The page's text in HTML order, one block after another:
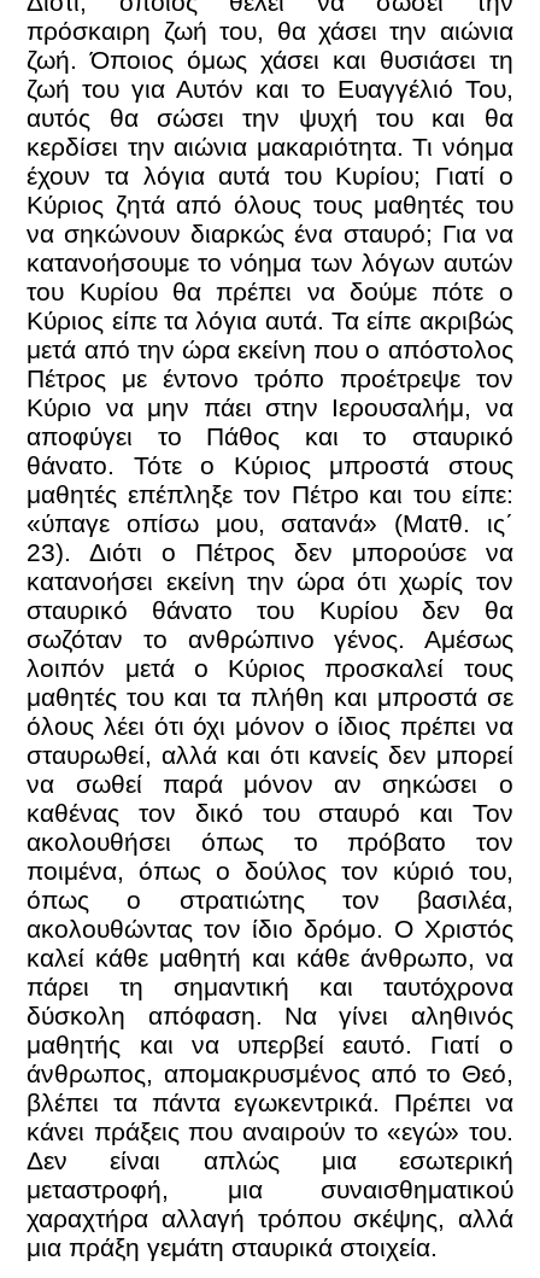
πρόσκαιρη ζωή του, θα χάσει την αιώνια
ζωή. Όποιος όμως χάσει και θυσιάσει τη
ζωή του για Αυτόν και το Ευαγγέλιό Του,
αυτός θα σώσει την ψυχή του και θα
κερδίσει την αιώνια μακαριότητα. Τι νόημα
έχουν τα λόγια αυτά του Κυρίου; Γιατί ο
Κύριος ζητά από όλους τους μαθητές του
να σηκώνουν διαρκώς ένα σταυρό; Για να
κατανοήσουμε το νόημα των λόγων αυτών
του Κυρίου θα πρέπει να δούμε πότε ο
Κύριος είπε τα λόγια αυτά. Τα είπε ακριβώς
μετά από την ώρα εκείνη που ο απόστολος
Πέτρος με έντονο τρόπο προέτρεψε τον
Κύριο να μην πάει στην Ιερουσαλήμ, να
αποφύγει το Πάθος και το σταυρικό
θάνατο. Τότε ο Κύριος μπροστά στους
μαθητές επέπληξε τον Πέτρο και του είπε:
«ύπαγε οπίσω μου, σατανά» (Ματθ. ις΄
23). Διότι ο Πέτρος δεν μπορούσε να
κατανοήσει εκείνη την ώρα ότι χωρίς τον
σταυρικό θάνατο του Κυρίου δεν θα
σωζόταν το ανθρώπινο γένος. Αμέσως
λοιπόν μετά ο Κύριος προσκαλεί τους
μαθητές του και τα πλήθη και μπροστά σε
όλους λέει ότι όχι μόνον ο ίδιος πρέπει να
σταυρωθεί, αλλά και ότι κανείς δεν μπορεί
να σωθεί παρά μόνον αν σηκώσει ο
καθένας τον δικό του σταυρό και Τον
ακολουθήσει όπως το πρόβατο τον
ποιμένα, όπως ο δούλος τον κύριό του,
όπως ο στρατιώτης τον βασιλέα,
ακολουθώντας τον ίδιο δρόμο. Ο Χριστός
καλεί κάθε μαθητή και κάθε άνθρωπο, να
πάρει τη σημαντική και ταυτόχρονα
δύσκολη απόφαση. Να γίνει αληθινός
μαθητής και να υπερβεί εαυτό. Γιατί ο
άνθρωπος, απομακρυσμένος από το Θεό,
βλέπει τα πάντα εγωκεντρικά. Πρέπει να
κάνει πράξεις που αναιρούν το «εγώ» του.
Δεν είναι απλώς μια εσωτερική
μεταστροφή, μια συναισθηματικού
χαραχτήρα αλλαγή τρόπου σκέψης, αλλά
μια πράξη γεμάτη σταυρικά στοιχεία.